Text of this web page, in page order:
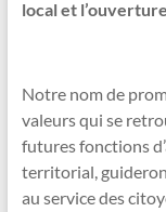
local et
Notre nom de
valeurs qui se
futures fonctions
territorial,
au service des